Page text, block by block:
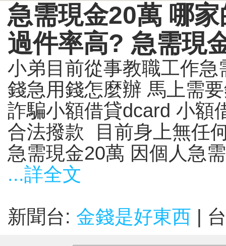
急需現金20萬 哪
過件率高? 急需現
小弟目前從事教職工作
錢急用錢怎麼辦 馬上需
詐騙小額借貸dcard 小額
合法撥款 目前身上無任
急需現金20萬 因個人急
...詳全文
新聞台: 金錢是好東西 |